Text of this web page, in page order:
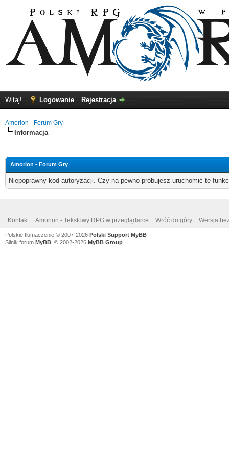
Witaj! Logowanie Rejestracja
Amorion - Forum Gry
Informacja
Amorion - Forum Gry
Niepoprawny kod autoryzacji. Czy na pewno próbujesz uruchomić tę
Kontakt Amorion - Tekstowy RPG w przeglądarce Wróć do góry Wersja
Polskie tłumaczenie © 2007-2026 Polski Support MyBB
Silnik forum MyBB , © 2002-2026 MyBB Group